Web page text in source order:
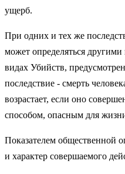
ущерб.
При одних и тех же
мо­жет определяться
видах Убийств,
последствие - смерть
возрастает, если оно
способом, опасным для
Показателем общественной
и характер совершаемого